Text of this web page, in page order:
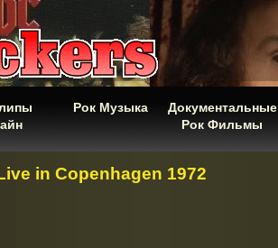
Рок Музыка
Документальные
Рок Фильмы
in Copenhagen 1972